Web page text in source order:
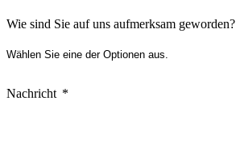
Wie sind Sie auf uns aufmerksam geworden?
Nachricht